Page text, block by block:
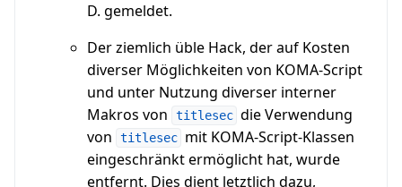
D. gemeldet.
Der ziemlich üble Hack, der auf Kosten
diverser Möglichkeiten von KOMA-Script
und unter Nutzung diverser interner
Makros von
titlesec die Verwendung
von
titlesec mit KOMA-Script-Klassen
eingeschränkt ermöglicht hat, wurde
entfernt. Dies dient letztlich dazu,